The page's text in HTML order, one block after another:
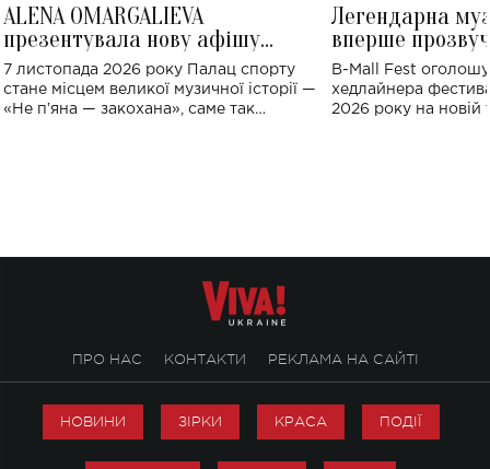
ALENA OMARGALIEVA
презентувала нову афішу
великого концерту в Палаці
спорту
7 листопада 2026 року Палац спорту
стане місцем великої музичної історії —
«Не пʼяна — закохана», саме так
Легендарна
вперше
Україні: де
B-Mall Fest
хедлайнера
2026 року на новій
ПРО НАС КОНТАКТИ РЕКЛАМА НА САЙТІ
НОВИНИ ЗІРКИ КРАСА ПОДІЇ